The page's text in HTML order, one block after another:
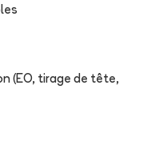
(EO, tirage de tête,